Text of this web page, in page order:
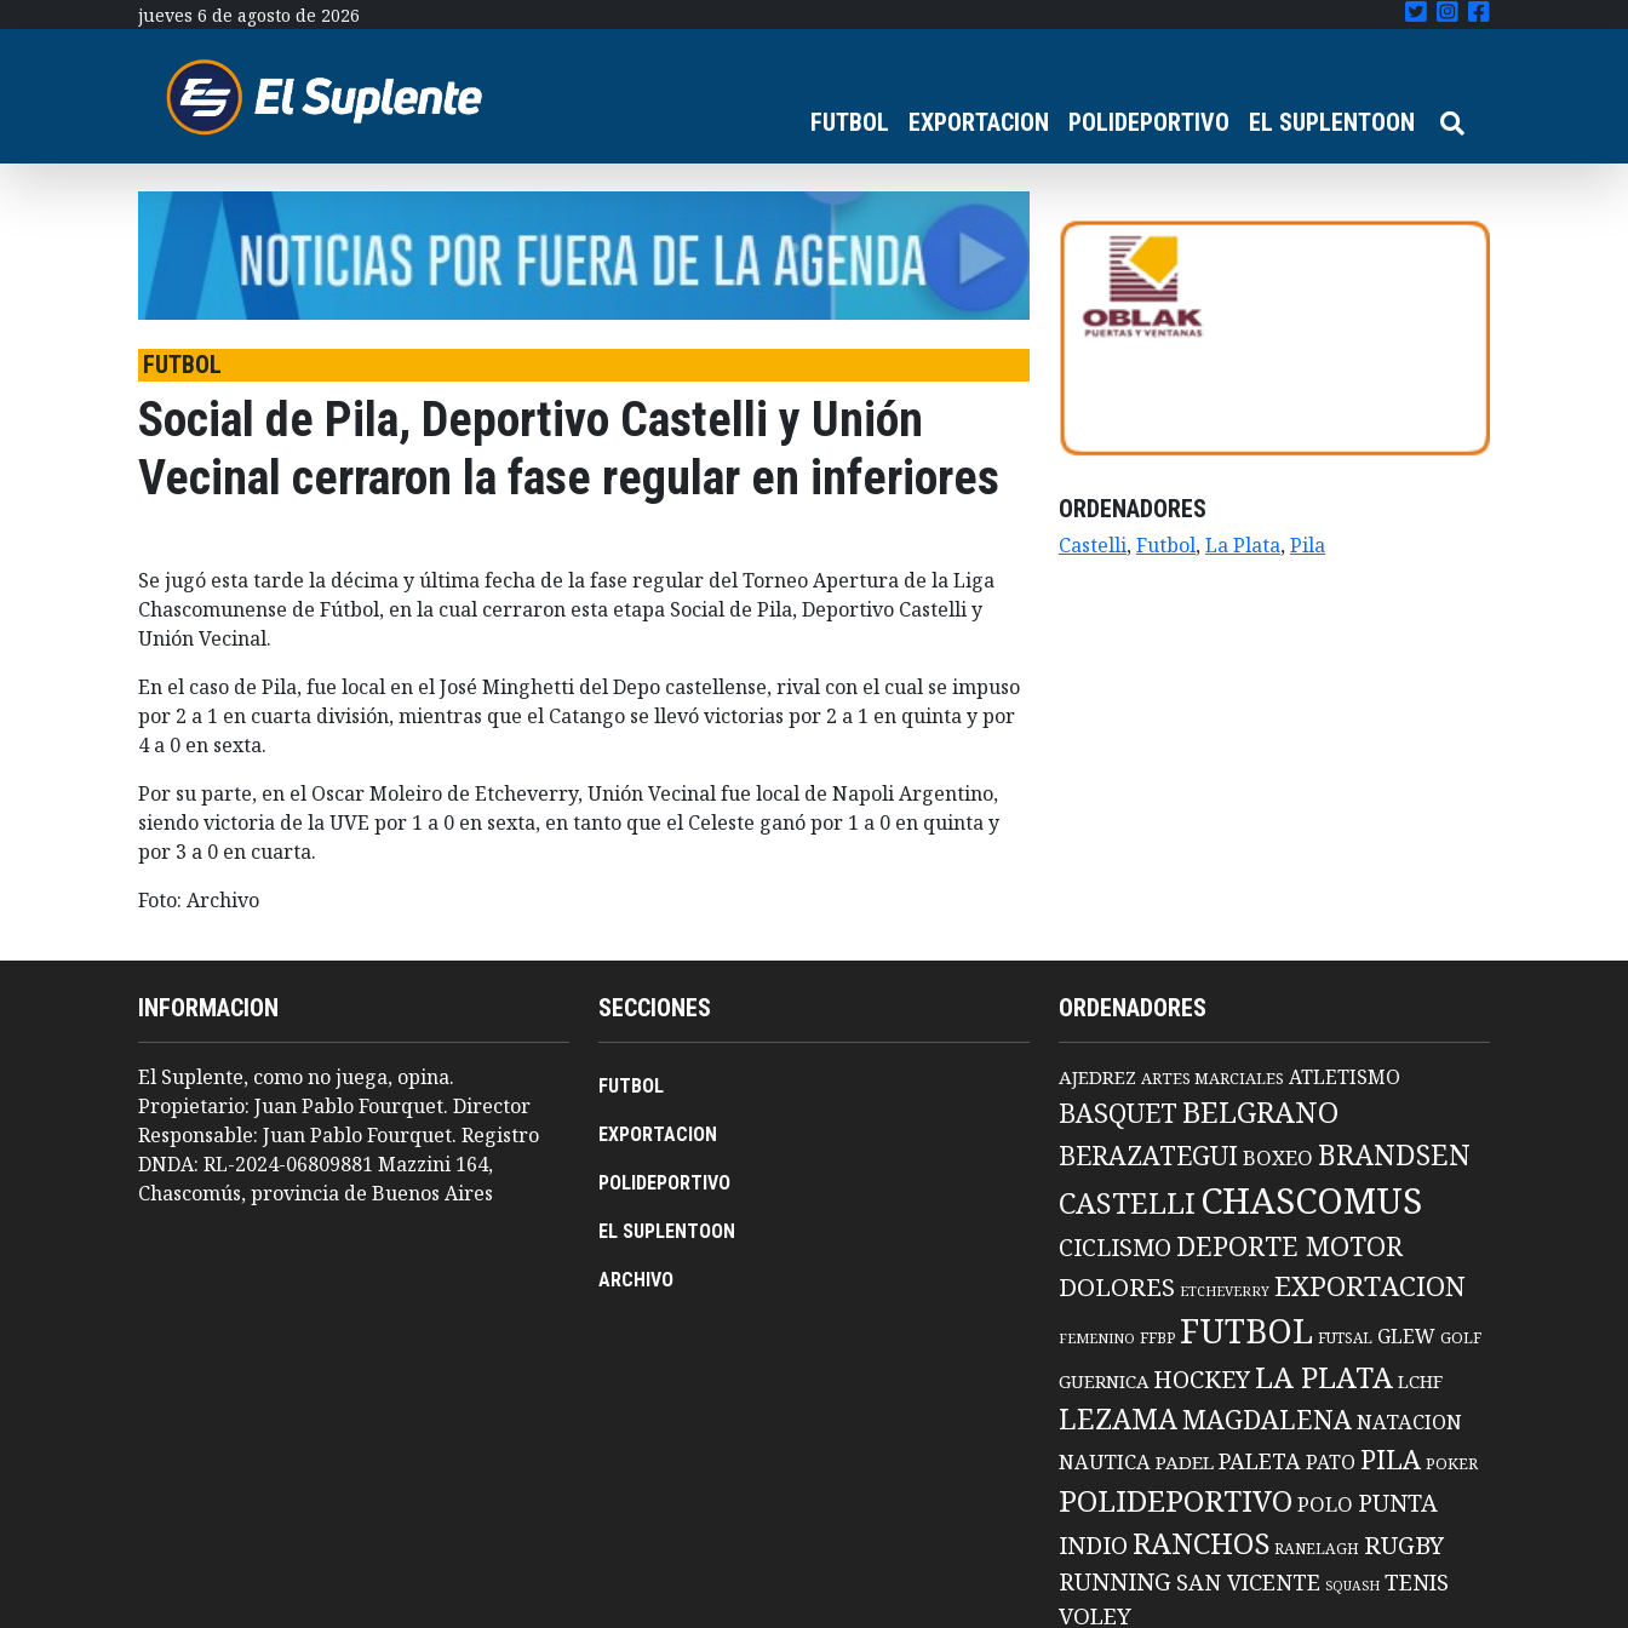
jueves 6 de agosto de 2026
FUTBOL EXPORTACION POLIDEPORTIVO EL SUPLENTOON
FUTBOL
Social de Pila, Deportivo Castelli y Unión
Vecinal cerraron la fase regular en inferiores
Se jugó esta tarde la décima y última fecha de la fase regular del Torneo Apertura de la Liga
Chascomunense de Fútbol, en la cual cerraron esta etapa Social de Pila, Deportivo Castelli y
Unión Vecinal.
En el caso de Pila, fue local en el José Minghetti del Depo castellense, rival con el cual se impuso
por 2 a 1 en cuarta división, mientras que el Catango se llevó victorias por 2 a 1 en quinta y por
4 a 0 en sexta.
Por su parte, en el Oscar Moleiro de Etcheverry, Unión Vecinal fue local de Napoli Argentino,
siendo victoria de la UVE por 1 a 0 en sexta, en tanto que el Celeste ganó por 1 a 0 en quinta y
por 3 a 0 en cuarta.
Foto: Archivo
ORDENADORES
Castelli,Futbol,La Plata,Pila
INFORMACION
El Suplente, como no juega, opina.
Propietario: Juan Pablo Fourquet. Director
Responsable: Juan Pablo Fourquet. Registro
DNDA: RL-2024-06809881 Mazzini 164,
Chascomús, provincia de Buenos Aires
SECCIONES
FUTBOL
EXPORTACION
POLIDEPORTIVO
EL SUPLENTOON
ARCHIVO
ORDENADORES
AJEDREZ ARTES MARCIALES ATLETISMO
BASQUET BELGRANO
BERAZATEGUIBOXEO BRANDSEN
CASTELLI CHASCOMUS
CICLISMO DEPORTE MOTOR
DOLORES ETCHEVERRY EXPORTACION
FEMENINO FFBP FUTBOL FUTSAL GLEW GOLF
GUERNICA HOCKEYLA PLATA LCHF
LEZAMAMAGDALENANATACION
NAUTICA PADEL PALETAPATO PILA POKER
POLIDEPORTIVO POLO PUNTA
INDIO RANCHOS RANELAGH RUGBY
RUNNING SAN VICENTE SQUASH TENIS
VOLEY